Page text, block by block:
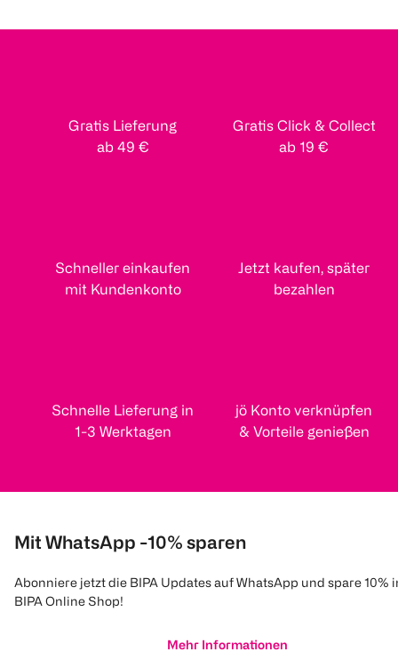
Gratis Lieferung
ab 49 €
Gratis Click & Collect
ab 19 €
Schneller einkaufen
mit Kundenkonto
Jetzt kaufen, später
bezahlen
Schnelle Lieferung in
1-3 Werktagen
jö Konto verknüpfen
& Vorteile genießen
Mit WhatsApp -10% sparen
Abonniere jetzt die BIPA Updates auf WhatsApp und spare 10%
BIPA Online Shop!
Mehr Informationen